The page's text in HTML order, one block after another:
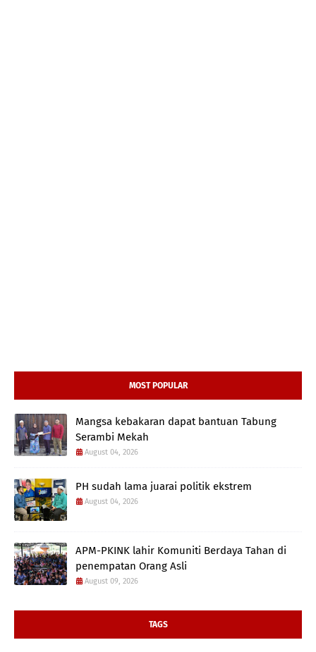
MOST POPULAR
Mangsa kebakaran dapat bantuan Tabung
Serambi Mekah
August 04, 2026
PH sudah lama juarai politik ekstrem
August 04, 2026
APM-PKINK lahir Komuniti Berdaya Tahan di
penempatan Orang Asli
August 09, 2026
TAGS